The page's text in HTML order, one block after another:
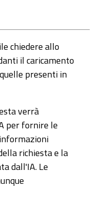
chiedere allo
il caricamento
presenti in
verrà
per fornire le
richiesta e la
dall'IA. Le